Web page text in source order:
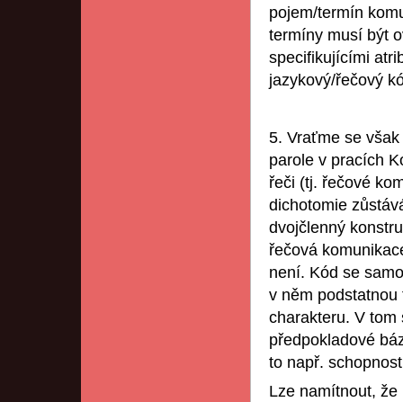
pojem/termín
termíny musí být
specifikujícími
jazykový/řečový
5. Vraťme se
parole v pracích
řeči (tj. řečové
dichotomie
dvojčlenný
řečová
není. Kód se
v něm
charakteru. V tom
předpokladové
to např.
Lze namítnout,